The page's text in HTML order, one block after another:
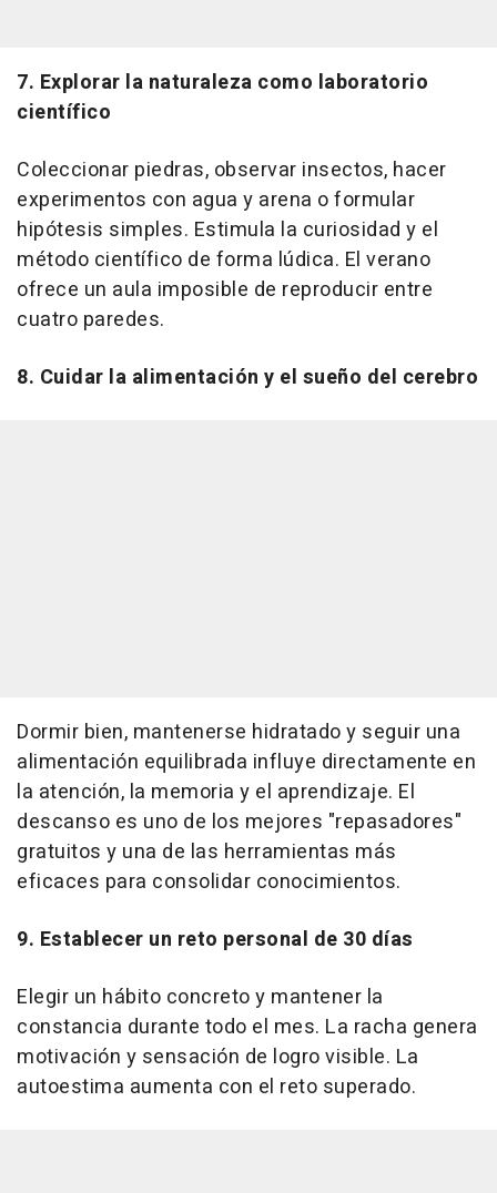
7. Explorar la naturaleza como laboratorio
científico
Coleccionar piedras, observar insectos, hacer
experimentos con agua y arena o formular
hipótesis simples. Estimula la curiosidad y el
método científico de forma lúdica. El verano
ofrece un aula imposible de reproducir entre
cuatro paredes.
8. Cuidar la alimentación y el sueño del cerebro
Dormir bien, mantenerse hidratado y seguir una
alimentación equilibrada influye directamente en
la atención, la memoria y el aprendizaje. El
descanso es uno de los mejores "repasadores"
gratuitos y una de las herramientas más
eficaces para consolidar conocimientos.
9. Establecer un reto personal de 30 días
Elegir un hábito concreto y mantener la
constancia durante todo el mes. La racha genera
motivación y sensación de logro visible. La
autoestima aumenta con el reto superado.